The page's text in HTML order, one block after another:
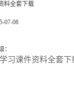
料全套下载
07-08
：
习课件资料全套下